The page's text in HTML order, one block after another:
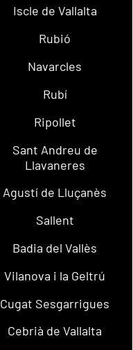
Iscle de Vallalta
Rubió
Navarcles
Rubí
Ripollet
Sant Andreu de
Llavaneres
Agustí de Lluçanès
Sallent
Badia del Vallès
Vilanova i la Geltrú
Cugat Sesgarrigues
Cebrià de Vallalta